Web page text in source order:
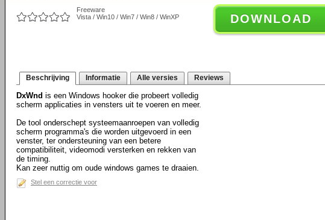
Freeware
Vista / Win10 / Win7 / Win8 / WinXP
DOWNLOAD
Beschrijving Informatie Alle versies Reviews
DxWnd is een Windows hooker die probeert volledig
scherm applicaties in vensters uit te voeren en meer.
De tool onderschept systeemaanroepen van volledig
scherm programma's die worden uitgevoerd in een
venster, ter ondersteuning van een betere
compatibiliteit, videomodi versterken en rekken van
de timing.
Kan zeer nuttig om oude windows games te draaien.
Stel een correctie voor